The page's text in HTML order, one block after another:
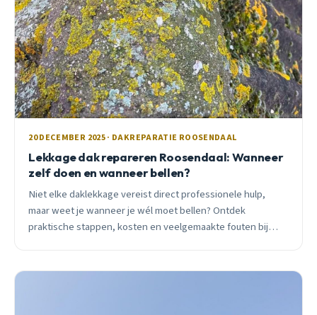
20 DECEMBER 2025 · DAKREPARATIE ROOSENDAAL
Lekkage dak repareren Roosendaal: Wanneer
zelf doen en wanneer bellen?
Niet elke daklekkage vereist direct professionele hulp,
maar weet je wanneer je wél moet bellen? Ontdek
praktische stappen, kosten en veelgemaakte fouten bij